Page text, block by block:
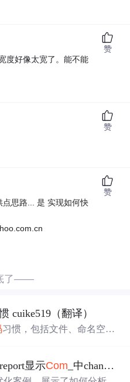
度好像太宽了。能不能
赞
赞
思路... 是 实现如何快
赞
了——
cuike519（翻译）
习惯，包括文件、命名空
出了建议。
显示Com _中change_db占用比例高的问题的解决方法